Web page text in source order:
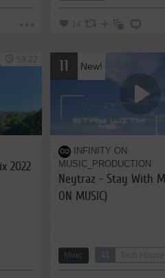
2022
59:22 11 New!
INFINITY ON
MUSIC_PRODUCTION
Neytraz - Stay With
ON MUSIC)
Микс 11 Tech House